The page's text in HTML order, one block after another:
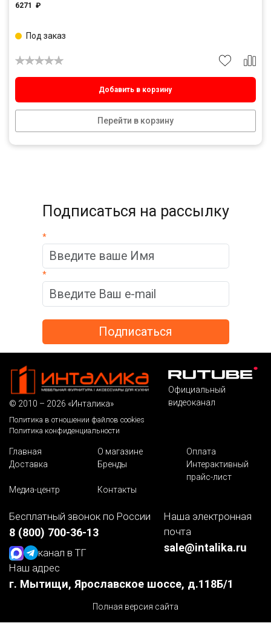
6271 ₽
Добавить в корзину
Перейти в корзину
Под заказ
Подписаться на рассылку
*
*
© 2010 – 2026 «Инталика»
Политика в отношении файлов cookies
Политика конфиденциальности
Официальный
видеоканал
Главная О магазине
Оплата
Доставка
Бренды
Интерактивный
прайс-лист
Медиа-центр
Контакты
Бесплатный звонок по России
8 (800) 700-36-13
канал в ТГ
Наша электронная
почта
sale@intalika.ru
Наш адрес
г. Мытищи, Ярославское шоссе, д.118Б/1
Полная версия сайта